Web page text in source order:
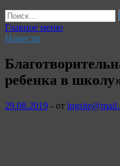
Найти:
Главное меню
Новости
ребенка в
29.08.2019 - от